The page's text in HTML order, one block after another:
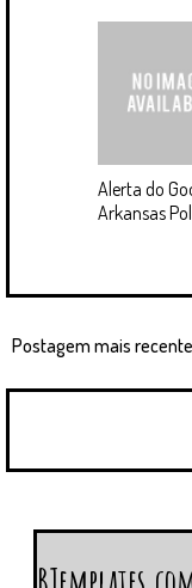
Alerta do
Arkansas
Postagem mais recente